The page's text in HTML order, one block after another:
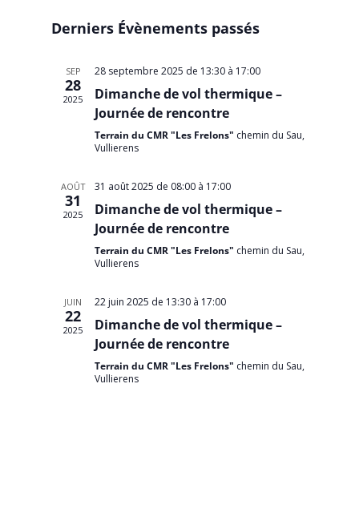
de
date.
Derniers Évènements passés
SEP
28
2025
28 septembre 2025 de 13:30 à 17:00
Dimanche de vol thermique –
Journée de rencontre
Terrain du CMR "Les Frelons" chemin du Sau,
Vullierens
AOÛT
31
2025
31 août 2025 de 08:00 à 17:00
Dimanche de vol thermique –
Journée de rencontre
Terrain du CMR "Les Frelons" chemin du Sau,
Vullierens
JUIN
22
2025
22 juin 2025 de 13:30 à 17:00
Dimanche de vol thermique –
Journée de rencontre
Terrain du CMR "Les Frelons" chemin du Sau,
Vullierens